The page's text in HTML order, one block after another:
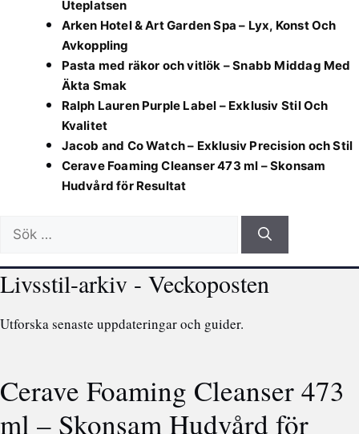
Uteplatsen
Arken Hotel & Art Garden Spa – Lyx, Konst Och
Avkoppling
Pasta med räkor och vitlök – Snabb Middag Med
Äkta Smak
Ralph Lauren Purple Label – Exklusiv Stil Och
Kvalitet
Jacob and Co Watch – Exklusiv Precision och Stil
Cerave Foaming Cleanser 473 ml – Skonsam
Hudvård för Resultat
Sök
efter:
Livsstil-arkiv - Veckoposten
Utforska senaste uppdateringar och guider.
Cerave Foaming Cleanser 473
ml – Skonsam Hudvård för